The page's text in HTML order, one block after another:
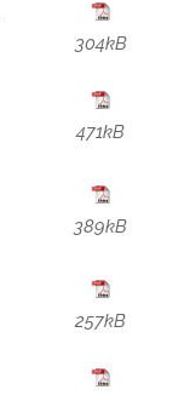
304kB
471kB
389kB
257kB